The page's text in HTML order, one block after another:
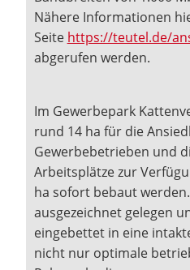
Nähere Informationen
Seite https://teutel.de/
abgerufen werden.
Im Gewerbepark
rund 14 ha für die
Gewerbebetrieben und
Arbeitsplätze zur
ha sofort bebaut
ausgezeichnet gelegen
eingebettet in eine
nicht nur optimale